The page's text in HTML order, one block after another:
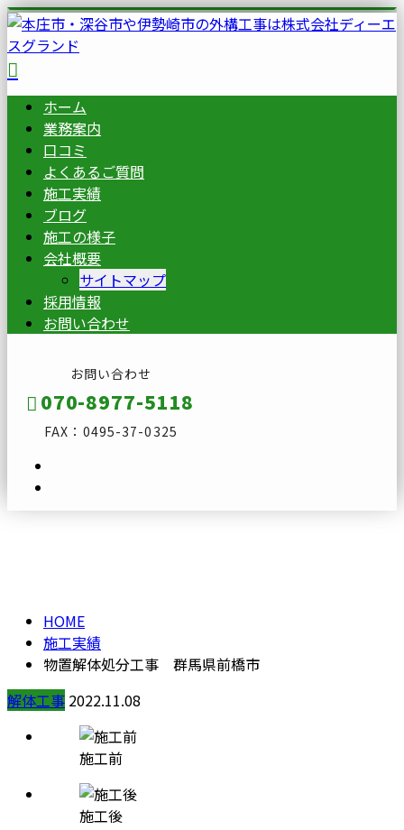
ホーム
業務案内
口コミ
よくあるご質問
施工実績
ブログ
施工の様子
会社概要
サイトマップ
採用情報
お問い合わせ
お問い合わせ
070-8977-5118
FAX：0495-37-0325
HOME
施工実績
物置解体処分工事 群馬県前橋市
解体工事 2022.11.08
施工前
施工後